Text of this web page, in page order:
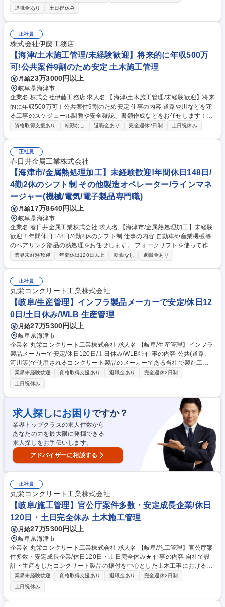
器・工程ごとに5～20名程度のチームで作業を行います。 ・初めての方で
も先輩社員に教えもらいながら業務を進めていただきますので、安心して
業務を身に着けることが可能となります！ 募集職種 【岐阜/海津市】製造
(技術総合職)｜地域密着型の老舗企業！年間休日124日◎
退職金あり 土日祝休み
正社員
株式会社伊藤工務店
【海津/土木施工管理/未経験歓迎】将来的に年収500万
可!公共案件9割のため安定 土木施工管理
月給23万3000円以上
岐阜県海津市
企業名 株式会社伊藤工務店 求人名 【海津/土木施工管理/未経験歓迎】将来
的に年収500万可！公共案件9割のため安定 仕事の内容 道路や川などを守
る工事のスケジュール調整や安全確認、書類作成などをお任せします！最
初は先輩と一緒に行動し、仕事の進め方を見て学ぶところからスタート！
がら少しずつ覚えていける環境です。 ■ドローンを使った写真撮影なども
お任せしますが、操作は難しくないのでみんな未経験からすぐできるよう
になっています。 ■書類作成を専門で行うスタッフがいるため、現場の仕
事に集中しやすく、残業も少なめです！1案件を2名以上で管理。 募集職
種 【海津/土木施工管理/未経験歓迎】将来的に年収500万可！公共案件9割
のため安定
資格取得支援あり 転勤なし 退職金あり 完全週休2日制 土日祝休み
正社員
春日井金属工業株式会社
【海津市/金属熱処理加工】未経験歓迎!年間休日148日/
4勤2休のシフト制 その他製造オペレーター/ラインマネ
ージャー(機械/電気/電子製品専門職)
月給17万8640円以上
岐阜県海津市
企業名 春日井金属工業株式会社 求人名 【海津市/金属熱処理加工】未経験
歓迎！年間休日148日/4勤2休のシフト制 仕事の内容 自動車や産業機械等
のベアリング部品の熱処理をお任せします。 フォークリフトを使って作業
するため、重いものを持つことはありません。 【具体的には】工場での熱
講習(外部団体主催)を受講していただきます。※講習費用は会社負担(立て
替え払い/入社後清算) 【変更の範囲】変更なし 募集職種 【海津市/金属熱
処理加工】未経験歓迎！年間休日148日/4勤2休のシフト制
業界未経験歓迎 年間休日120日以上 転勤なし 退職金あり
正社員
丸栄コンクリート工業株式会社
【岐阜/生産管理】インフラ製品メーカーで安定/休日12
0日/土日休み/WLB 生産管理
月給27万5300円以上
岐阜県海津市
企業名 丸栄コンクリート工業株式会社 求人名 【岐阜/生産管理】インフラ
製品メーカーで安定/休日120日/土日休み/WLB◎ 仕事の内容 公共(道路、
河川等)で使用されるコンクリート製品のメーカーである当社で製造工場
の生産管理のお仕事をお任せします。近年自然災害対策が強化で需要拡大
する中で、人々の暮らしを守る貢献ができます。 【主業務】・生産スケジ
ュールの計画や調整 ・生産に必要な資材の発注や在庫、納期管理 ・完成
品の出荷管理等 ※当社の製品は特殊品を多く扱っています 【製品】「目
に見える、身近にある」コンクリート二次製品。都市部の駐車場などの地
下にある雨水貯水施設、道路の側溝、高速道路の高架下の中央分離擁壁、
水路や河川・港湾の護岸、身近なところで使用されています。 募集職種
【岐阜/生産管理】インフラ製品メーカーで安定/休日120日/土日休み/WLB
◎
業界未経験歓迎 資格取得支援あり 退職金あり
完全週休2日制
土日祝休み
求人探しにお困り ですか？
業界トップクラスの求人件数から
あなたの力を最大限に発揮できる
求人探しをお手伝いします。
アドバイザーに相談する
正社員
丸栄コンクリート工業株式会社
【岐阜/施工管理】官公庁案件多数・安定成長企業/休日
120日・土日完全休み 土木施工管理
月給27万5300円以上
岐阜県海津市
企業名 丸栄コンクリート工業株式会社 求人名 【岐阜/施工管理】官公庁案
件多数・安定成長企業/休日120日・土日完全休み★ 仕事の内容 自社で設
計・生産をしたコンクリート製品の据付を中心とした土木工事における施
工管理業務。短工期・近隣エリア中心で、無理のない働き方が可能な現場
体制も魅力です。 ※建物の改変を伴う業務は含みません。 【具体例】■施
工管理業務：品質・安全・工程・予算の各管理業務 ■主にゼネコン協力の
もと、護岸ブロックや水路などの公共インフラ工事を担当 ■提出書類も比
業界未経験歓迎 資格取得支援あり 退職金あり
完全週休2日制
土日祝休み